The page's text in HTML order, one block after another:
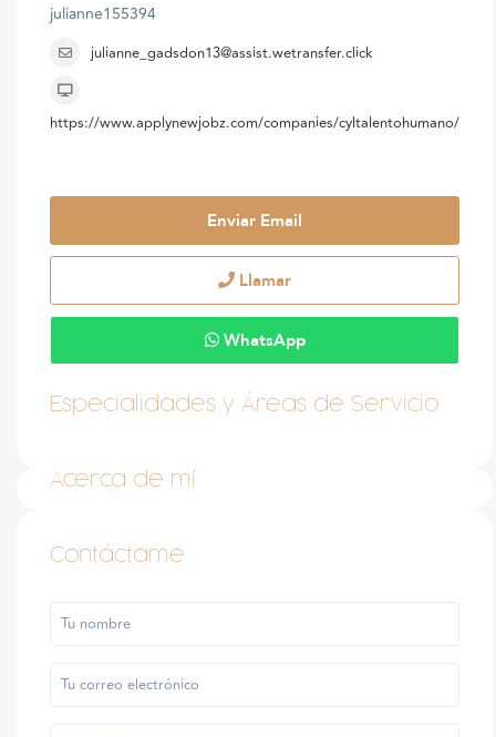
julianne155394
julianne_gadsdon13@assist.wetransfer.click
https://www.applynewjobz.com/companies/cyltalentohumano/
Enviar Email
Llamar
WhatsApp
Especialidades y Áreas de Servicio
Acerca de mí
Contáctame